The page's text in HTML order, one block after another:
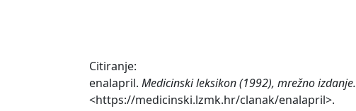
Citiranje:
enalapril. Medicinski leksikon (1992), mrežno izdanje.
<https://medicinski.lzmk.hr/clanak/enalapril>.